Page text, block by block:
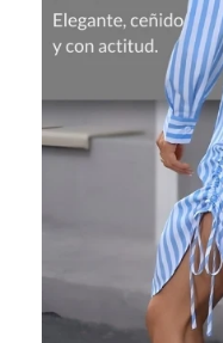
¡En 2 a 3
la puerta de tu